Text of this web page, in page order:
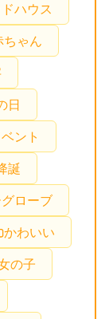
ハウス
ちゃん
日
ント
誕
ローブ
かわいい
の子